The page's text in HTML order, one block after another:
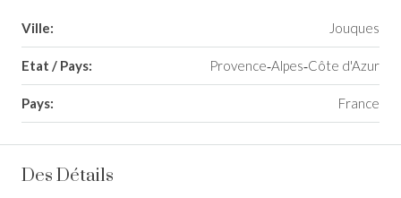
Ville: Jouques
Etat / Pays: Provence‑Alpes‑Côte d'Azur
Pays: France
Des Détails